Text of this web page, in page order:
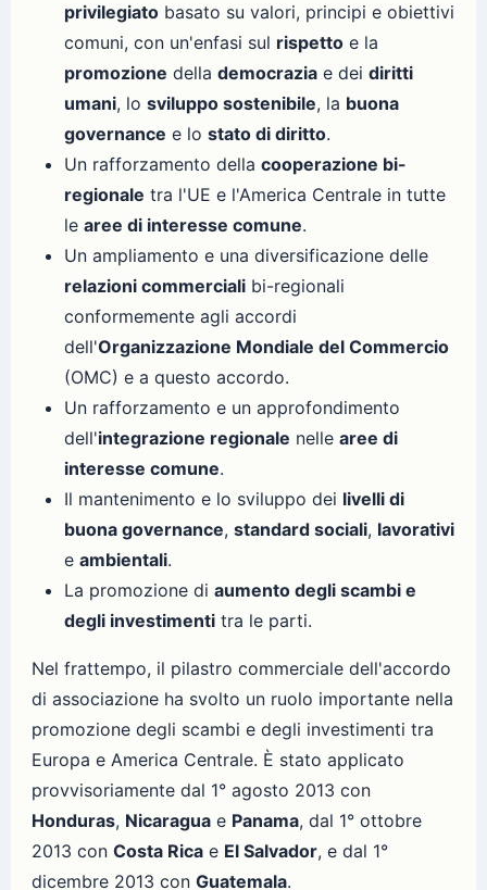
privilegiato basato su valori, principi e obiettivi
comuni, con un'enfasi sul rispetto e la
promozione della democrazia e dei diritti
umani, lo sviluppo sostenibile, la buona
governance e lo stato di diritto.
Un rafforzamento della cooperazione bi-
regionale tra l'UE e l'America Centrale in tutte
le aree di interesse comune.
Un ampliamento e una diversificazione delle
relazioni commerciali bi-regionali
conformemente agli accordi
dell'Organizzazione Mondiale del Commercio
(OMC) e a questo accordo.
Un rafforzamento e un approfondimento
dell'integrazione regionale nelle aree di
interesse comune.
Il mantenimento e lo sviluppo dei livelli di
buona governance, standard sociali, lavorativi
e ambientali.
La promozione di aumento degli scambi e
degli investimenti tra le parti.
Nel frattempo, il pilastro commerciale dell'accordo
di associazione ha svolto un ruolo importante nella
promozione degli scambi e degli investimenti tra
Europa e America Centrale. È stato applicato
provvisoriamente dal 1° agosto 2013 con
Honduras, Nicaragua e Panama, dal 1° ottobre
2013 con Costa Rica e El Salvador, e dal 1°
dicembre 2013 con Guatemala.